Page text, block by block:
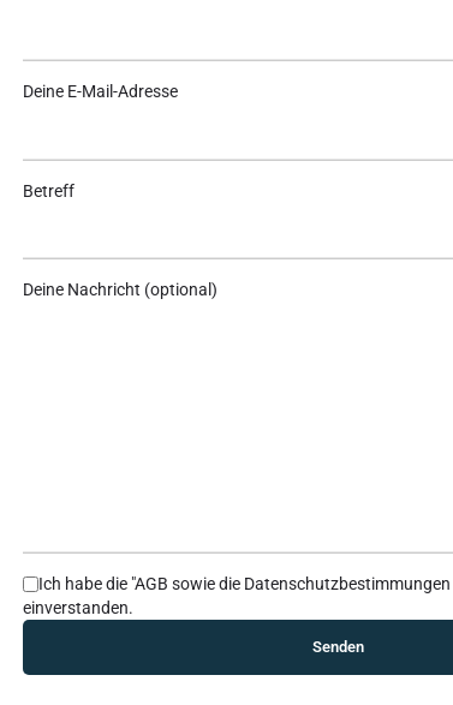
Deine E-Mail-Adresse
Betreff
Deine Nachricht (optional)
Ich habe die "AGB sowie die Datenschutzbestimmungen
einverstanden.